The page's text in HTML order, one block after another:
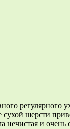
регулярного
сухой шерсти
нечистая и